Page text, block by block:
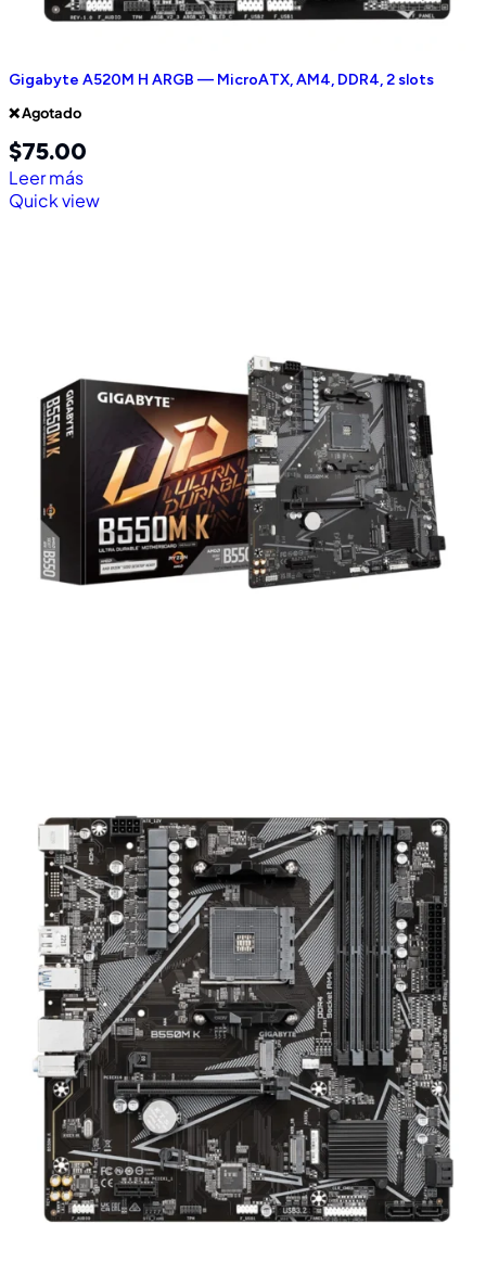
Gigabyte A520M H ARGB — MicroATX, AM4, DDR4, 2 slots
❌ Agotado
$75.00
Leer más
Quick view